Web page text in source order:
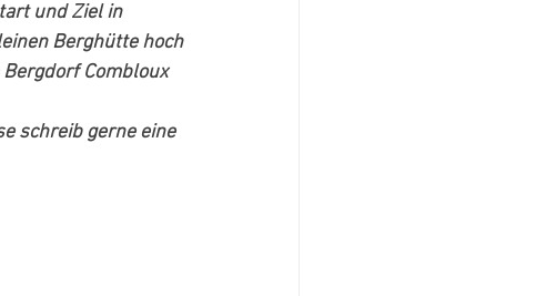
und Ziel in
Berghütte hoch
Combloux
schreib gerne eine